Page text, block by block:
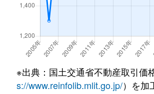
※出典：国土交通省不動産取引価
s://www.reinfolib.mlit.go.jp/）を加